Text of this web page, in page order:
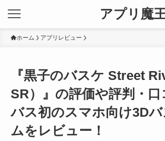
アプリ魔
ホーム アプリレビュー
『黒子のバスケ Street
SR）』の評価や評判・
バス初のスマホ向け3D
ムをレビュー！